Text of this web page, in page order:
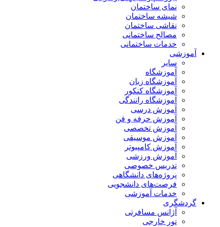
نمای ساختمان
شیشه ساختمان
نقاشی ساختمان
مصالح ساختمانی
خدمات ساختمانی
آموزشی
سایر
آموزشگاه
آموزشگاه زبان
آموزشگاه کنکور
آموزشگاه رانندگی
آموزش درسی
آموزش حرفه و فن
آموزش تخصصی
آموزش موسیقی
آموزش کامپیوتر
آموزش ورزشی
تدریس خصوصی
پروژه‌های دانشگاهی
فرصت‌های دانشجویی
خدمات آموزشی
گردشگری
آژانس مسافرتی
تور خارجی